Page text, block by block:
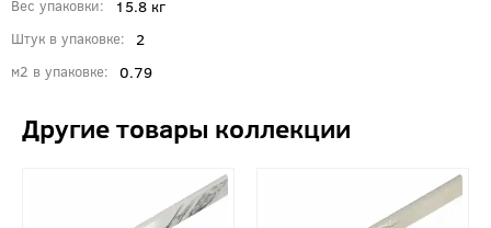
Вес упаковки 15.8 кг
Штук в упаковке 2
м2 в упаковке 0.79